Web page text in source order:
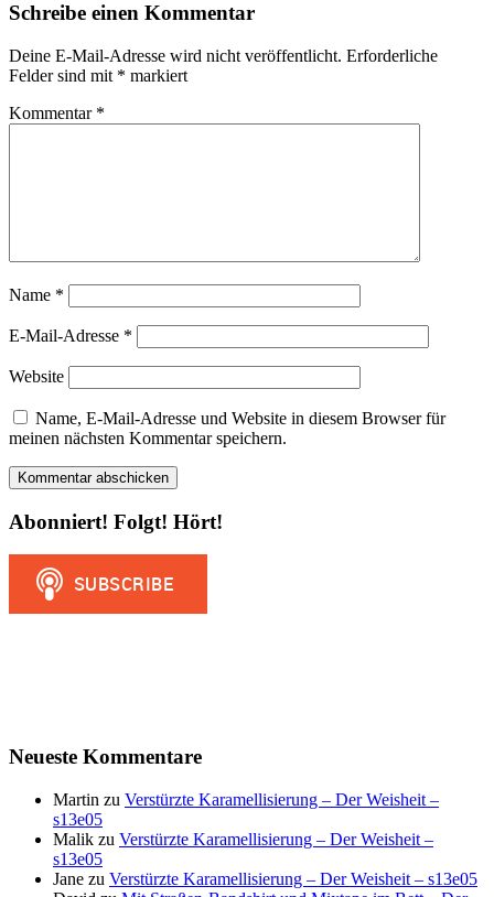
Schreibe einen Kommentar
Deine E-Mail-Adresse wird nicht veröffentlicht. Erforderliche
Felder sind mit * markiert
Kommentar *
Name *
E-Mail-Adresse *
Website
Name, E-Mail-Adresse und Website in diesem Browser für
meinen nächsten Kommentar speichern.
Abonniert! Folgt! Hört!
Neueste Kommentare
Martin zu Verstürzte Karamellisierung – Der Weisheit –
s13e05
Malik zu Verstürzte Karamellisierung – Der Weisheit –
s13e05
Jane zu Verstürzte Karamellisierung – Der Weisheit – s13e05